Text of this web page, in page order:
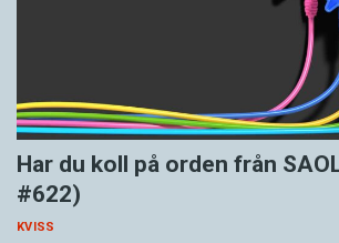
Har du koll på orden från
#622)
KVISS